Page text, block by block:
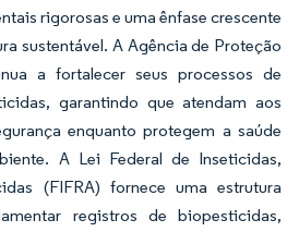
rigorosas e uma ênfase crescente
sustentável. A Agência de Proteção
a fortalecer seus processos de
garantindo que atendam aos
enquanto protegem a saúde
A Lei Federal de Inseticidas,
(FIFRA) fornece uma estrutura
registros de biopesticidas,